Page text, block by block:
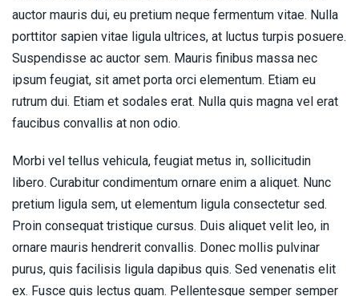
auctor mauris dui, eu pretium neque fermentum vitae. Nulla
porttitor sapien vitae ligula ultrices, at luctus turpis posuere.
Suspendisse ac auctor sem. Mauris finibus massa nec
ipsum feugiat, sit amet porta orci elementum. Etiam eu
rutrum dui. Etiam et sodales erat. Nulla quis magna vel erat
faucibus convallis at non odio.
Morbi vel tellus vehicula, feugiat metus in, sollicitudin
libero. Curabitur condimentum ornare enim a aliquet. Nunc
pretium ligula sem, ut elementum ligula consectetur sed.
Proin consequat tristique cursus. Duis aliquet velit leo, in
ornare mauris hendrerit convallis. Donec mollis pulvinar
purus, quis facilisis ligula dapibus quis. Sed venenatis elit
ex. Fusce quis lectus quam. Pellentesque semper semper